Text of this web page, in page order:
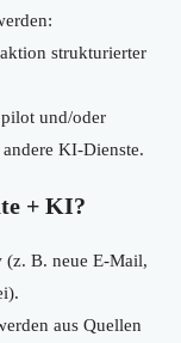
strukturierter
und/oder
KI-Dienste.
+ KI?
(z. B. neue E-Mail,
aus Quellen